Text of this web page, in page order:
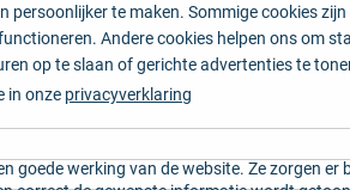
persoonlijker te maken. Sommige cookies
Andere cookies helpen ons om
op te slaan of gerichte advertenties te
in onze privacyverklaring
goede werking van de website. Ze zorgen er